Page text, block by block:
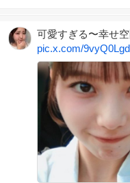
可愛すぎる〜幸せ空
pic.x.com/